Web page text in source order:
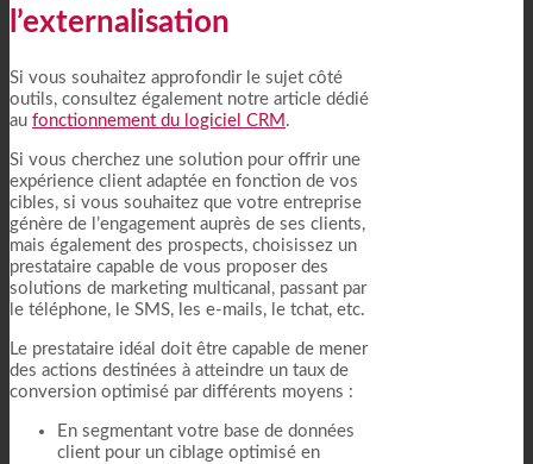
l’externalisation
Si vous souhaitez approfondir le sujet côté
outils, consultez également notre article dédié
au fonctionnement du logiciel CRM .
Si vous cherchez une solution pour offrir une
expérience client adaptée en fonction de vos
cibles, si vous souhaitez que votre entreprise
génère de l’engagement auprès de ses clients,
mais également des prospects, choisissez un
prestataire capable de vous proposer des
solutions de marketing multicanal, passant par
le téléphone, le SMS, les e-mails, le tchat, etc.
Le prestataire idéal doit être capable de mener
des actions destinées à atteindre un taux de
conversion optimisé par différents moyens :
En segmentant votre base de données
client pour un ciblage optimisé en